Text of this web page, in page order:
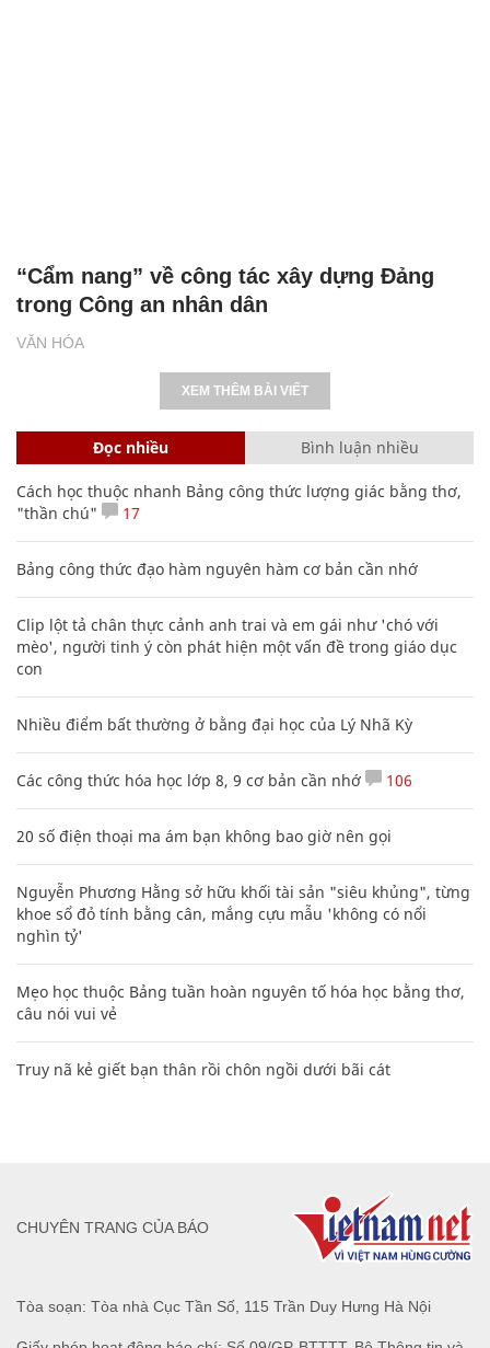
VĂN HÓA
“Cẩm nang” về công tác xây dựng Đảng
trong Công an nhân dân
XEM THÊM BÀI VIẾT
Đọc nhiều Bình luận nhiều
Cách học thuộc nhanh Bảng công thức lượng giác bằng thơ,
"thần chú"
17
Bảng công thức đạo hàm nguyên hàm cơ bản cần nhớ
Clip lột tả chân thực cảnh anh trai và em gái như 'chó với
mèo', người tinh ý còn phát hiện một vấn đề trong giáo dục
con
Nhiều điểm bất thường ở bằng đại học của Lý Nhã Kỳ
Các công thức hóa học lớp 8, 9 cơ bản cần nhớ 106
20 số điện thoại ma ám bạn không bao giờ nên gọi
Nguyễn Phương Hằng sở hữu khối tài sản "siêu khủng", từng
khoe sổ đỏ tính bằng cân, mắng cựu mẫu 'không có nổi
nghìn tỷ'
Mẹo học thuộc Bảng tuần hoàn nguyên tố hóa học bằng thơ,
câu nói vui vẻ
Truy nã kẻ giết bạn thân rồi chôn ngồi dưới bãi cát
Tòa soạn: Tòa nhà Cục Tần Số, 115 Trần Duy Hưng Hà Nội
CHUYÊN TRANG CỦA BÁO